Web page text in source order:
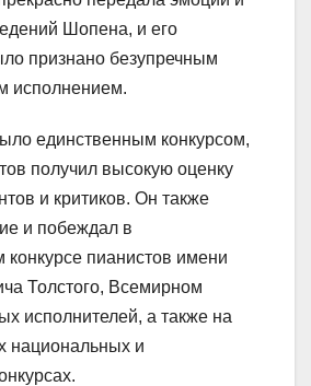
Шопена, и его
признано безупречным
исполнением.
единственным конкурсом,
получил высокую оценку
и критиков. Он также
и побеждал в
пианистов имени
Толстого, Всемирном
исполнителей, а также на
национальных и